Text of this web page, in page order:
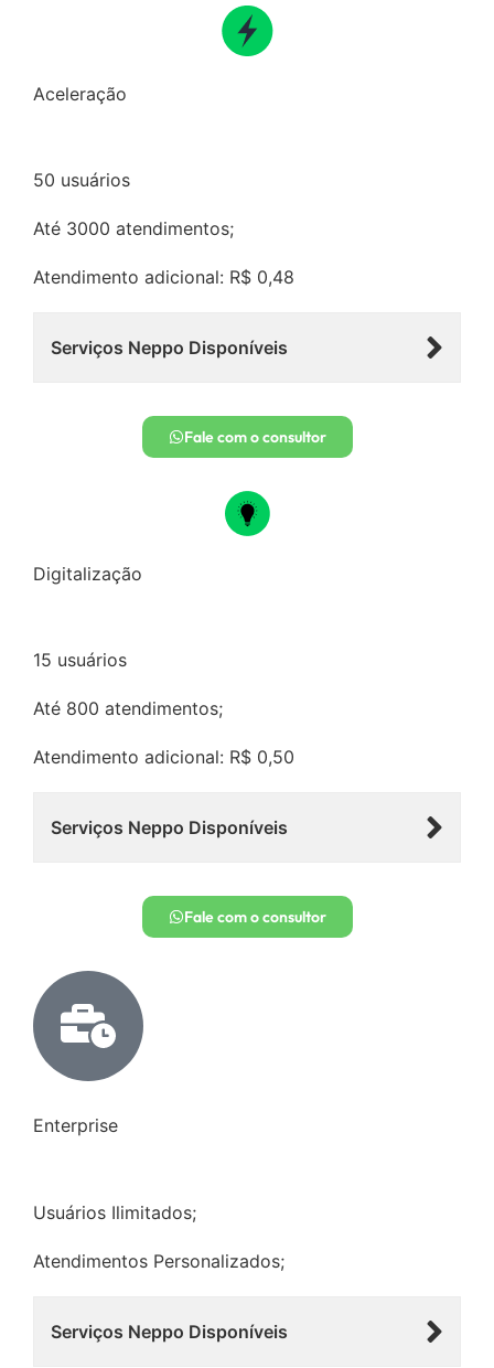
Aceleração
50 usuários
Até 3000 atendimentos;
Atendimento adicional: R$ 0,48
Serviços Neppo Disponíveis
Fale com o consultor
Digitalização
15 usuários
Até 800 atendimentos;
Atendimento adicional: R$ 0,50
Serviços Neppo Disponíveis
Fale com o consultor
Enterprise
Usuários Ilimitados;
Atendimentos Personalizados;
Serviços Neppo Disponíveis